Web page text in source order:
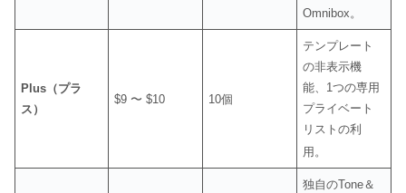
Omnibox。
Plus（プラ
ス）
$9 〜 $10 10個
テンプレート
の非表示機
能、1つの専用
プライベート
リストの利
用 。
独自のTone＆